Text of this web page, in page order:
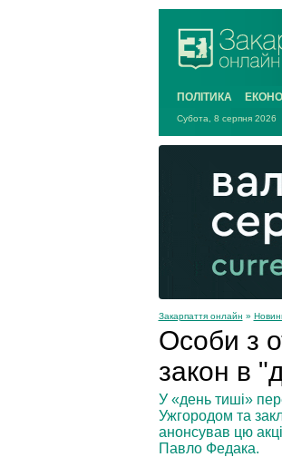
ПОЛІТИКА
Субота, 8 серпня 2026
Закарпаття онлайн »
Особи з
закон в
У «день тиші»
Ужгородом та
анонсував цю
Павло Федака.